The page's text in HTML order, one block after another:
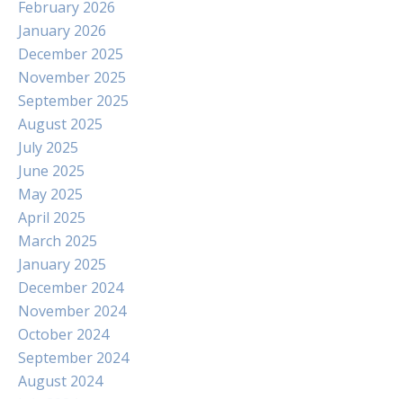
February 2026
January 2026
December 2025
November 2025
September 2025
August 2025
July 2025
June 2025
May 2025
April 2025
March 2025
January 2025
December 2024
November 2024
October 2024
September 2024
August 2024